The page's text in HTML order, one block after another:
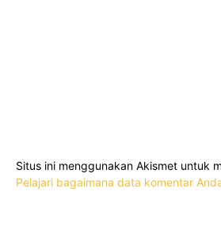
Situs ini menggunakan Akismet untuk
Pelajari bagaimana data komentar